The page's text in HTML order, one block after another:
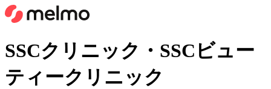
SSCクリニック・SSCビュー
ティークリニック